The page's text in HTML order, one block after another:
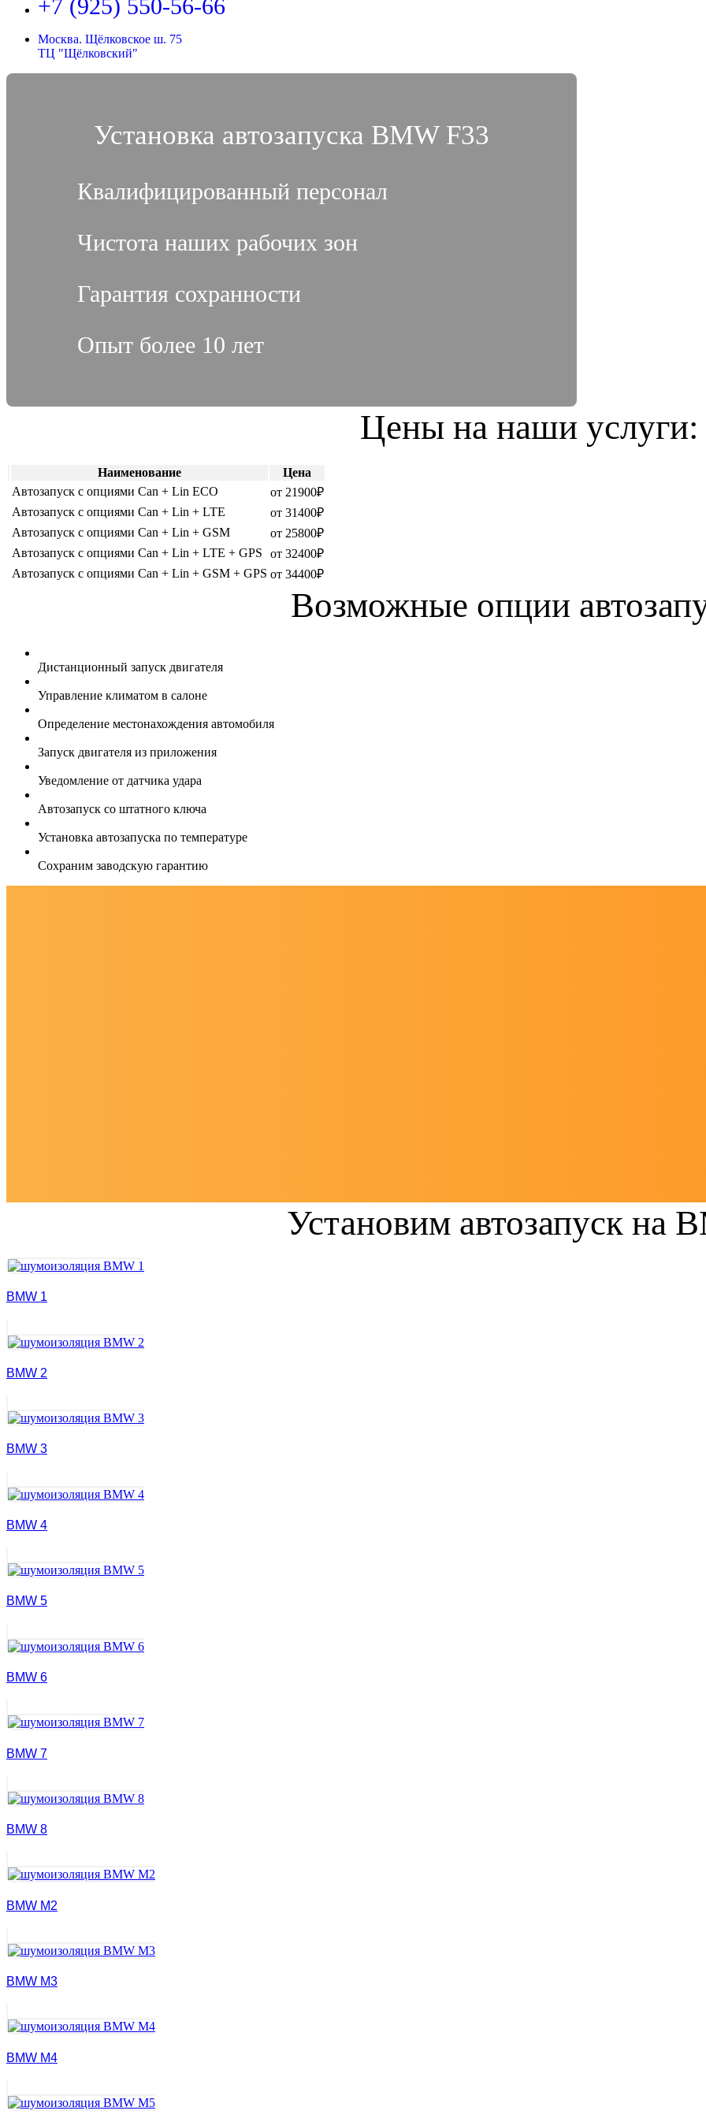
+7 (925) 550-56-66
Москва. Щёлковское ш. 75
ТЦ "Щёлковский"
Установка автозапуска BMW F33
Квалифицированный персонал
Чистота наших рабочих зон
Гарантия сохранности
Опыт более 10 лет
Цены на наши услуги:
Наименование
Цена
Автозапуск с опциями Can + Lin ECO
от 21900₽
Автозапуск с опциями Can + Lin + LTE
от 31400₽
Автозапуск с опциями Can + Lin + GSM
от 25800₽
Автозапуск с опциями Can + Lin + LTE + GPS
от 32400₽
Автозапуск с опциями Can + Lin + GSM + GPS от 34400₽
Возможные опции
Дистанционный запуск двигателя
Управление климатом в салоне
Определение местонахождения автомобиля
Запуск двигателя из приложения
Уведомление от датчика удара
Автозапуск со штатного ключа
Установка автозапуска по температуре
Сохраним заводскую гарантию
Установим автозапуск на
BMW 1
BMW 2
BMW 3
BMW 4
BMW 5
BMW 6
BMW 7
BMW 8
BMW M2
BMW M3
BMW M4